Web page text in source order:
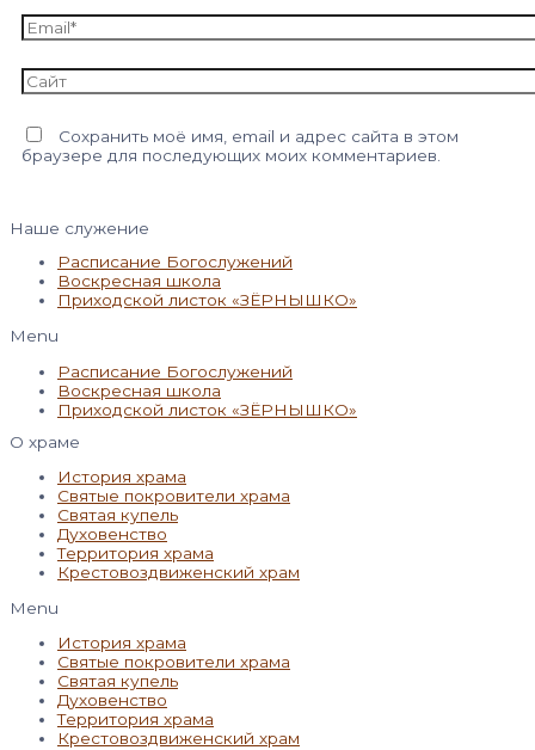
Email*
Сайт
Сохранить моё имя, email и адрес сайта в этом
браузере для последующих моих комментариев.
Наше служение
Расписание Богослужений
Воскресная школа
Приходской листок «ЗЁРНЫШКО»
Menu
Расписание Богослужений
Воскресная школа
Приходской листок «ЗЁРНЫШКО»
О храме
История храма
Святые покровители храма
Святая купель
Духовенство
Территория храма
Крестовоздвиженский храм
Menu
История храма
Святые покровители храма
Святая купель
Духовенство
Территория храма
Крестовоздвиженский храм